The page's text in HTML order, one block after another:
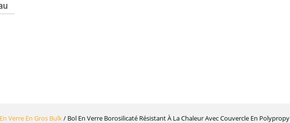
Verre En Gros Bulk/ Bol En Verre Borosilicaté Résistant À La Chaleur Avec Couvercle En